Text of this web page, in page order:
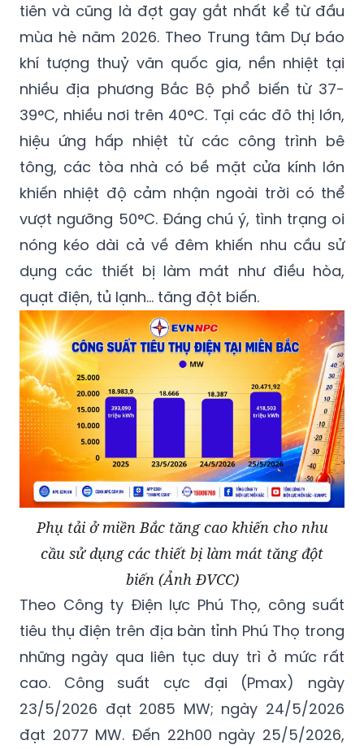
tiên và cũng là đợt gay gắt nhất kể từ đầu
mùa hè năm 2026. Theo Trung tâm Dự báo
khí tượng thuỷ văn quốc gia, nền nhiệt tại
nhiều địa phương Bắc Bộ phổ biến từ 37-
39°C, nhiều nơi trên 40°C. Tại các đô thị lớn,
hiệu ứng hấp nhiệt từ các công trình bê
tông, các tòa nhà có bề mặt cửa kính lớn
khiến nhiệt độ cảm nhận ngoài trời có thể
vượt ngưỡng 50°C. Đáng chú ý, tình trạng oi
nóng kéo dài cả về đêm khiến nhu cầu sử
dụng các thiết bị làm mát như điều hòa,
quạt điện, tủ lạnh… tăng đột biến.
Phụ tải ở miền Bắc tăng cao khiến cho nhu
cầu sử dụng các thiết bị làm mát tăng đột
biến (Ảnh ĐVCC)
Theo Công ty Điện lực Phú Thọ, công suất
tiêu thụ điện trên địa bàn tỉnh Phú Thọ trong
những ngày qua liên tục duy trì ở mức rất
cao. Công suất cực đại (Pmax) ngày
23/5/2026 đạt 2085 MW; ngày 24/5/2026
đạt 2077 MW. Đến 22h00 ngày 25/5/2026,